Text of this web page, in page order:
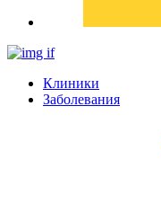
Клиники
Заболевания